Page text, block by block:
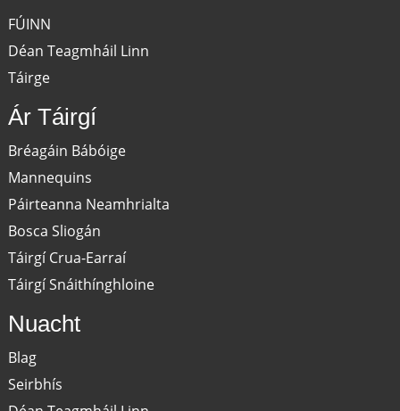
FÚINN
Déan Teagmháil Linn
Táirge
Ár Táirgí
Bréagáin Bábóige
Mannequins
Páirteanna Neamhrialta
Bosca Sliogán
Táirgí Crua-Earraí
Táirgí Snáithínghloine
Nuacht
Blag
Seirbhís